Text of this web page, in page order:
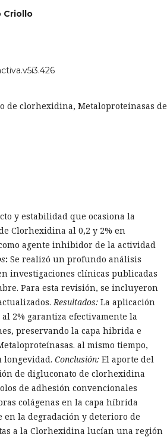
Criollo
de clorhexidina, Metaloproteinasas de
y estabilidad que ocasiona la
Clorhexidina al 0,2 y 2% en
agente inhibidor de la actividad
: Se realizó un profundo análisis
investigaciones clínicas publicadas
Para esta revisión, se incluyeron
Resultados: La aplicación
2% garantiza efectivamente la
preservando la capa hibrida e
al mismo tiempo,
longevidad. Conclusión: El aporte del
de digluconato de clorhexidina
de adhesión convencionales
colágenas en la capa híbrida
en la degradación y deterioro de
a la Clorhexidina lucían una región